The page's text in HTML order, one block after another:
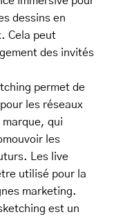
dessins en
Cela peut
des invités
permet de
les réseaux
marque, qui
les
Les live
utilisé pour la
marketing.
est un